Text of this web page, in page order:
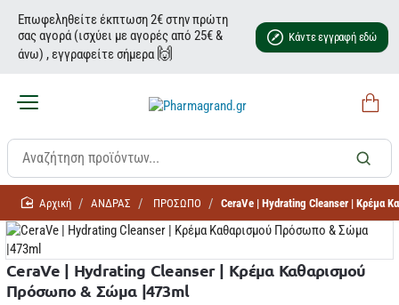
Επωφεληθείτε έκπτωση 2€ στην πρώτη
σας αγορά (ισχύει με αγορές από 25€ &
άνω) , εγγραφείτε σήμερα 🙌
Κάντε εγγραφή εδώ
homeΑΝΔΡΑΣ ΠΡΟΣΩΠΟ CeraVe | Hydrating Cleanser | Κρέμα
CeraVe | Hydrating Cleanser | Κρέμα Καθαρισμού
Πρόσωπο & Σώμα |473ml